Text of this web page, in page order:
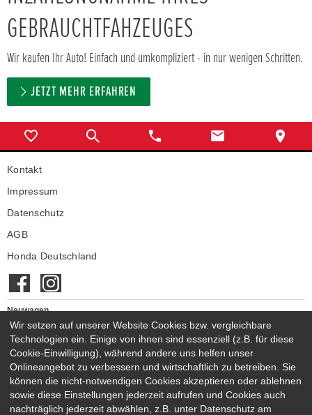
Unser Autohaus
GEBRAUCHTFAHZEUGES
Wir kaufen Ihr Auto! Einfach und umkompliziert - in nur wenigen Schritten.
JETZT MEHR ERFAHREN
Kontakt
Impressum
Datenschutz
AGB
Honda Deutschland
Neuwagen
Honda Neuwagen
Gebrauchtwagen
Honda Gebrauchtwagen
Honda Vorführwagen
Gesamtbestand
NEUWAGENMODELLE
Wir setzen auf unserer Website Cookies bzw. vergleichbare
Technologien ein. Einige von ihnen sind essenziell (z.B. für diese
Cookie-Einwilligung), während andere uns helfen unser
Onlineangebot zu verbessern und wirtschaftlich zu betreiben. Sie
können die nicht-notwendigen Cookies akzeptieren oder ablehnen
sowie diese Einstellungen jederzeit aufrufen und Cookies auch
nachträglich jederzeit abwählen, z.B. unter Datenschutz am